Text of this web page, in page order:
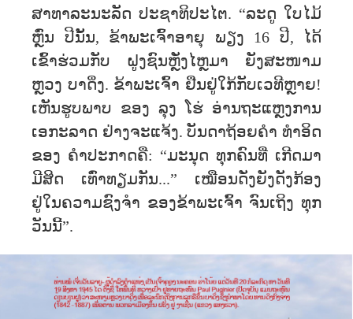
ສາທາລະນະລັດ ປະຊາທິປະໄຕ. “ລະດູ ໃບໄມ້
ຫຼົ່ນ ປີນັ້ນ, ຂ້າພະເຈົ້າອາຍຸ ພຽງ 16 ປີ, ໄດ້
ເຂົ້າຮ່ວມກັບ ຝູງຊົນຫຼັ່ງໄຫຼມາ ຍັງສະໜາມ
ຫຼວງ ບາດິ່ງ. ຂ້າພະເຈົ້າ ຢືນຢູ່ໃກ້ກັບເວທີຫຼາຍ!
ເຫັນຮູບພາບ ຂອງ ລຸງ ໂຮ່ ອ່ານຖະແຫຼງການ
ເອກະລາດ ຢ່າງຈະແຈ້ງ. ບັນດາຖ້ອຍຄຳ ທຳອິດ
ຂອງ ຄຳປະກາດຄື: “ມະນຸດ ທຸກຄົນທີ່ ເກີດມາ
ມີສິດ ເທົ່າທຽມກັນ...” ເໝືອນດັ່ງຍັງດັງກ້ອງ
ຢູ່ໃນຄວາມຊົງຈຳ ຂອງຂ້າພະເຈົ້າ ຈົນເຖິງ ທຸກ
ວັນນີ້”.